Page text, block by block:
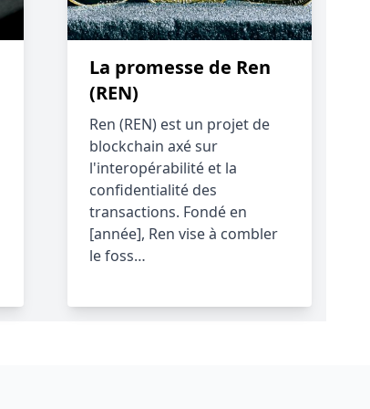
La promesse de Ren
(REN)
Ren (REN) est un projet de
blockchain axé sur
l'interopérabilité et la
confidentialité des
transactions. Fondé en
[année], Ren vise à combler
le foss…